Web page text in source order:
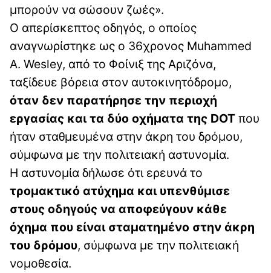
μπορούν να σώσουν ζωές».
Ο απερίσκεπτος οδηγός, ο οποίος
αναγνωρίστηκε ως ο 36χρονος Muhammed
A. Wesley, από το Φοίνιξ της Αριζόνα,
ταξίδευε βόρεια στον αυτοκινητόδρομο,
όταν δεν παρατήρησε την περιοχή
εργασίας και τα δύο οχήματα της DOT που
ήταν σταθμευμένα στην άκρη του δρόμου,
σύμφωνα με την πολιτειακή αστυνομία.
Η αστυνομία δήλωσε ότι ερευνά το
τρομακτικό ατύχημα και υπενθύμισε
στους οδηγούς να αποφεύγουν κάθε
όχημα που είναι σταματημένο στην άκρη
του δρόμου, σύμφωνα με την πολιτειακή
νομοθεσία.